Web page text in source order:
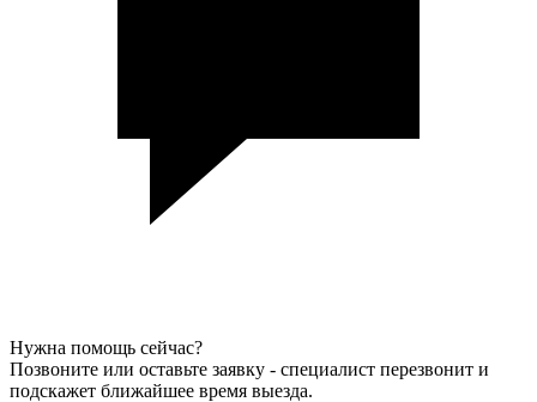
Нужна помощь сейчас?
Позвоните или оставьте заявку - специалист перезвонит и
подскажет ближайшее время выезда.